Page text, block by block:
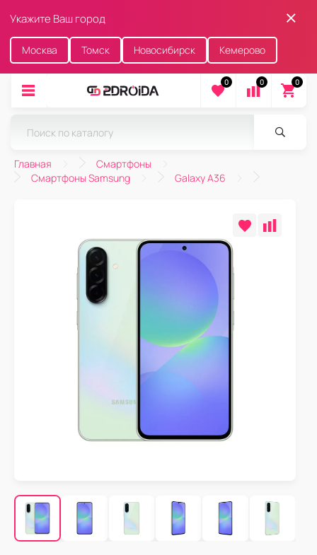
Укажите Ваш город
Москва Томск Новосибирск Кемерово
0 0 0
Главная
Смартфоны
Смартфоны Samsung
Galaxy A36